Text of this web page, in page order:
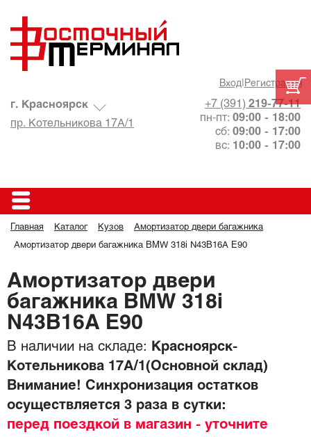
Вход| Регистрация
+7 (391) 219-77-11
пн-пт: 09:00 - 18:00
сб: 09:00 - 17:00
вс: 10:00 - 17:00
г. Красноярск
пр. Котельникова 17А/1
Главная Каталог Кузов Амортизатор двери багажника
Амортизатор двери багажника BMW 318i N43B16A E90
Амортизатор двери
багажника BMW 318i
N43B16A E90
В наличии на складе:
Красноярск-
Котельникова 17А/1(Основной склад)
Внимание! Синхронизация остатков
осуществляется 3 раза в сутки:
перед поездкой в магазин - уточните